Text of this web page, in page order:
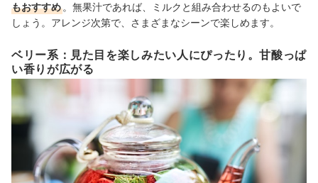
もおすすめ 。無果汁であれば、ミルクと組み合わせるのもよいで
しょう。アレンジ次第で、さまざまなシーンで楽しめます。
ベリー系：見た目を楽しみたい人にぴったり。甘酸っぱ
い香りが広がる